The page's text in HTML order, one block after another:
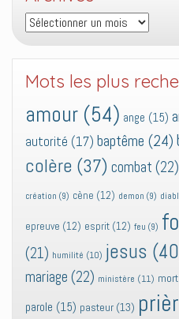
Archives
Mots les plus
amour (54) ange (15)
autorité (17) baptême (24)
colère (37) combat (22)
création (9) cène (12) demon (9)
epreuve (12) esprit (12) feu (9)
(21) humilité (10) jesus
mariage (22) ministère (11) mort
parole (15) pasteur (13)